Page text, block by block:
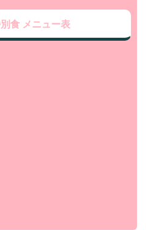
食 メニュー表